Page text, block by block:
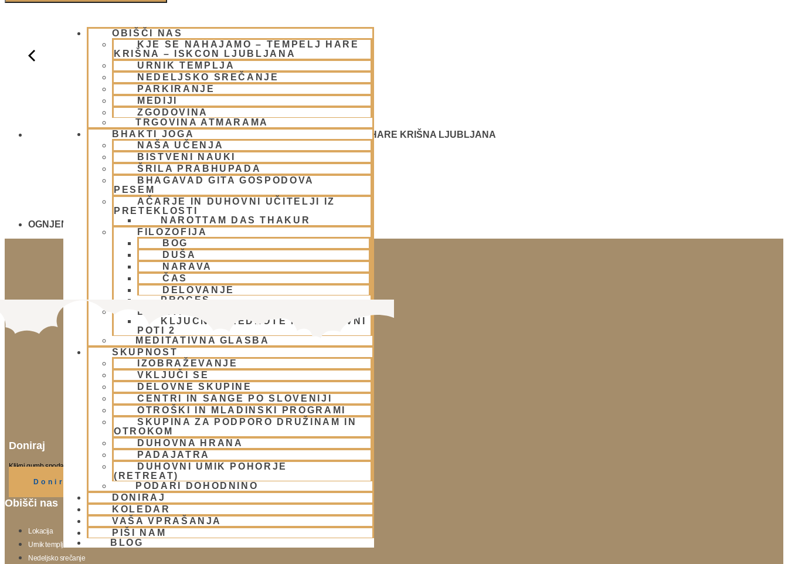
OBIŠČI NAS
KJE SE NAHAJAMO – TEMPELJ HARE
KRIŠNA – ISKCON LJUBLJANA
URNIK TEMPLJA
NEDELJSKO SREČANJE
PARKIRANJE
MEDIJI
ZGODOVINA
TRGOVINA ATMARAMA
BHAKTI JOGA
NAŠA UČENJA
BISTVENI NAUKI
ŠRILA PRABHUPADA
BHAGAVAD GITA GOSPODOVA
PESEM
AČARJE IN DUHOVNI UČITELJI IZ
PRETEKLOSTI
NAROTTAM DAS THAKUR
FILOZOFIJA
BOG
DUŠA
NARAVA
ČAS
DELOVANJE
PROCES
BHAKTI AKADEMIJA
KLJUČNE VREDNOTE NA DUHOVNI
POTI 2
MEDITATIVNA GLASBA
SKUPNOST
IZOBRAŽEVANJE
VKLJUČI SE
DELOVNE SKUPINE
CENTRI IN SANGE PO SLOVENIJI
OTROŠKI IN MLADINSKI PROGRAMI
SKUPINA ZA PODPORO DRUŽINAM IN
OTROKOM
DUHOVNA HRANA
PADAJATRA
DUHOVNI UMIK POHORJE
(RETREAT)
PODARI DOHODNINO
DONIRAJ
KOLEDAR
VAŠA VPRAŠANJA
PIŠI NAM
BLOG
NEDELJSKO SREČANJE - CENTER HARE KRIŠNA LJUBLJANA
OGNJENO ŽRTVOVANJE - NARASIMHA JAGJA - VSAKO SOBOTO
Doniraj
Klikni gumb spodaj.
Doniraj
Obišči nas
Lokacija
Urnik templja
Nedeljsko srečanje